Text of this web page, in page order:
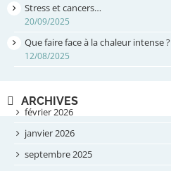
Stress et cancers…
20/09/2025
Que faire face à la chaleur intense ?
12/08/2025
ARCHIVES
février 2026
janvier 2026
septembre 2025